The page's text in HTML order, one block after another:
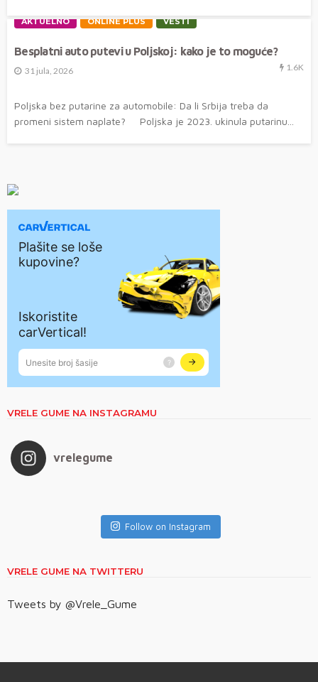
AKTUELNO ONLINE PLUS VESTI
Besplatni auto putevi u Poljskoj: kako je to moguće?
31 jula, 2026 1.6K
Poljska bez putarine za automobile: Da li Srbija treba da
promeni sistem naplate? Poljska je 2023. ukinula putarinu...
VRELE GUME NA INSTAGRAMU
vrelegume
Follow on Instagram
VRELE GUME NA TWITTERU
Tweets by @Vrele_Gume